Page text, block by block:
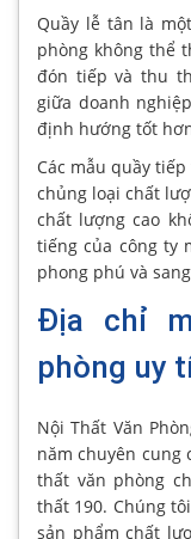
Quầy lễ tân là
phòng không thể
đón tiếp và thu
giữa doanh
định hướng tốt
Các mẫu quầy
chủng loại chất
chất lượng cao
tiếng của công ty
phong phú và
Địa chỉ
phòng uy
Nội Thất Văn
năm chuyên cung
thất văn phòng
thất 190. Chúng
sản phẩm chất